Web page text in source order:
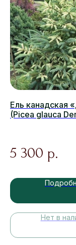
Ель канадская
(Picea glauca
5 300 р.
Нет в